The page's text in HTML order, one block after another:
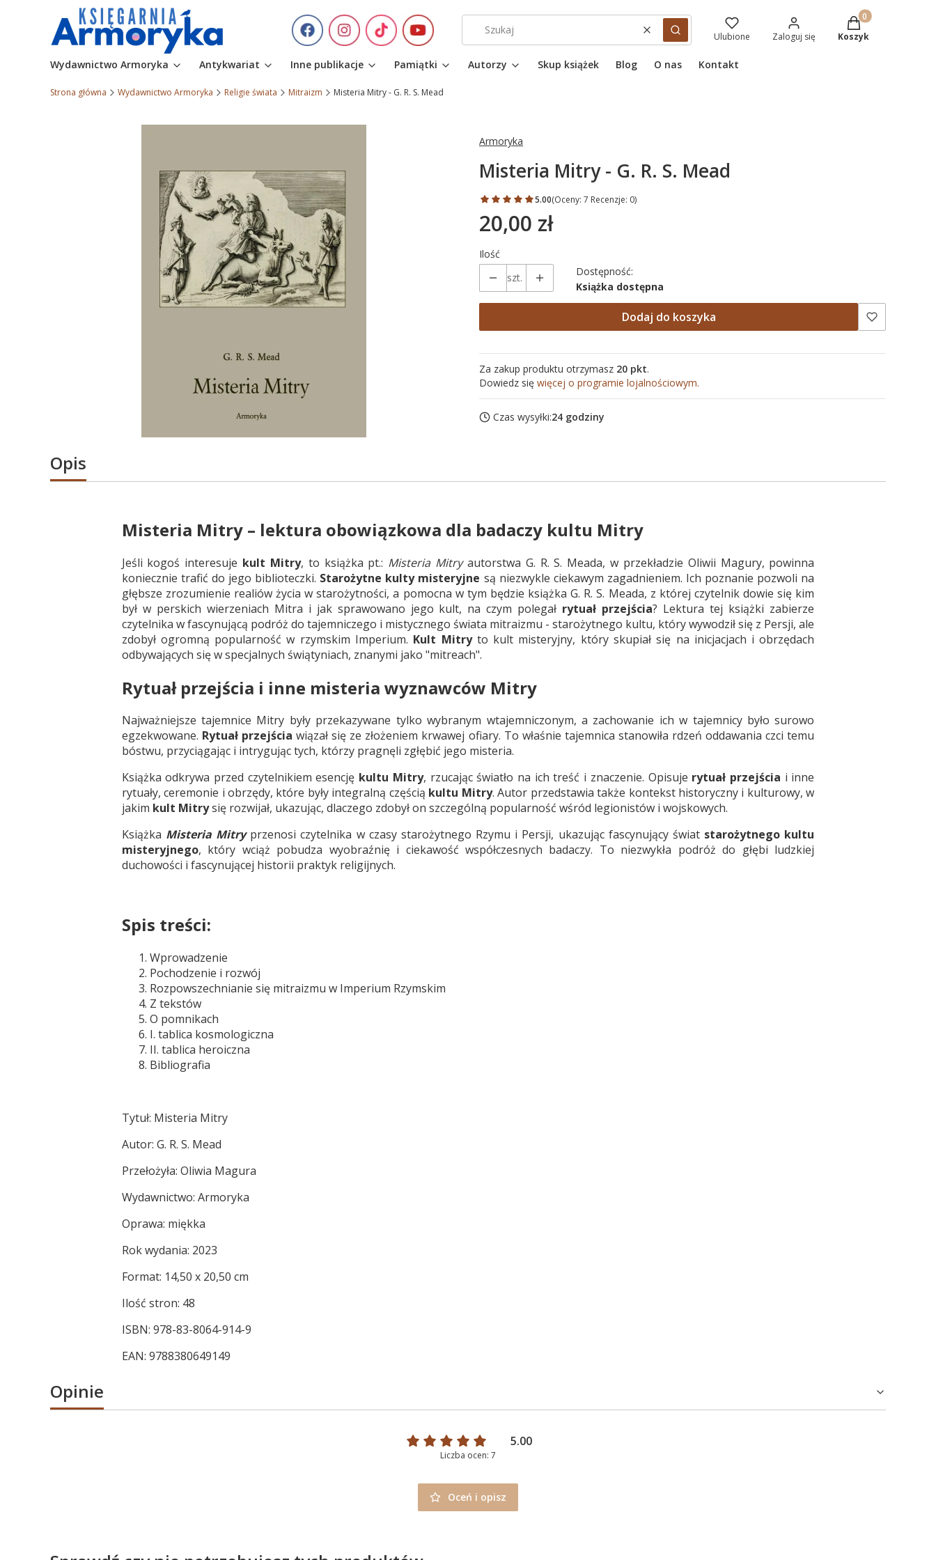
WyczyśćSzukaj Ulubione Zaloguj się
Produkty w
Koszyk
Wydawnictwo Armoryka Antykwariat Inne publikacje Pamiątki Autorzy Skup książek Blog O nas Kontakt
Strona główna Wydawnictwo Armoryka Religie świata Mitraizm Misteria Mitry - G. R. S. Mead
Armoryka
Misteria Mitry - G. R. S. Mead
5.00(Oceny: 7 Recenzje: 0)
Cena
20,00 zł
Ilość
szt.
Dostępność:
Książka dostępna
Dodaj do koszyka
Za zakup produktu otrzymasz 20 pkt.
Dowiedz się więcej o programie lojalnościowym.
Czas wysyłki:24 godziny
Opis
Misteria Mitry – lektura obowiązkowa dla badaczy kultu Mitry
Jeśli kogoś interesuje kult Mitry, to książka pt.: Misteria Mitryautorstwa G. R. S. Meada, w przekładzie Oliwii Magury, powinna
koniecznie trafić do jego biblioteczki. Starożytne kulty misteryjne są niezwykle ciekawym zagadnieniem. Ich poznanie pozwoli na
głębsze zrozumienie realiów życia w starożytności, a pomocna w tym będzie książka G. R. S. Meada, z której czytelnik dowie się kim
był w perskich wierzeniach Mitra i jak sprawowano jego kult, na czym polegał rytuał przejścia? Lektura tej książki zabierze
czytelnika w fascynującą podróż do tajemniczego i mistycznego świata mitraizmu - starożytnego kultu, który wywodził się z Persji, ale
zdobył ogromną popularność w rzymskim Imperium. Kult Mitryto kult misteryjny, który skupiał się na inicjacjach i obrzędach
odbywających się w specjalnych świątyniach, znanymi jako "mitreach".
Rytuał przejścia i inne misteria wyznawców Mitry
Najważniejsze tajemnice Mitry były przekazywane tylko wybranym wtajemniczonym, a zachowanie ich w tajemnicy było surowo
egzekwowane. Rytuał przejścia wiązał się ze złożeniem krwawej ofiary. To właśnie tajemnica stanowiła rdzeń oddawania czci temu
bóstwu, przyciągając i intrygując tych, którzy pragnęli zgłębić jego misteria.
Książka odkrywa przed czytelnikiem esencję kultu Mitry, rzucając światło na ich treść i znaczenie. Opisuje rytuał przejścia i inne
rytuały, ceremonie i obrzędy, które były integralną częścią kultu Mitry. Autor przedstawia także kontekst historyczny i kulturowy, w
jakim kult Mitrysię rozwijał, ukazując, dlaczego zdobył on szczególną popularność wśród legionistów i wojskowych.
Książka Misteria Mitryprzenosi czytelnika w czasy starożytnego Rzymu i Persji, ukazując fascynujący świat starożytnego kultu
misteryjnego, który wciąż pobudza wyobraźnię i ciekawość współczesnych badaczy. To niezwykła podróż do głębi ludzkiej
duchowości i fascynującej historii praktyk religijnych.
Spis treści:
Wprowadzenie
Pochodzenie i rozwój
Rozpowszechnianie się mitraizmu w Imperium Rzymskim
Z tekstów
O pomnikach
I. tablica kosmologiczna
II. tablica heroiczna
Bibliografia
Tytuł: Misteria Mitry
Autor: G. R. S. Mead
Przełożyła: Oliwia Magura
Wydawnictwo: Armoryka
Oprawa: miękka
Rok wydania: 2023
Format: 14,50 x 20,50 cm
Ilość stron: 48
ISBN: 978-83-8064-914-9
EAN: 9788380649149
Opinie
5.00
Liczba ocen: 7
Oceń i opisz